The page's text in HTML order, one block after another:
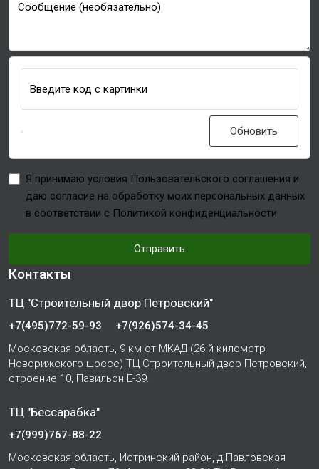
Сообщение (необязательно)
Введите код с картинки
Обновить
Я принимаю условия Пользовательского соглашения и
даю согласие на обработку моих персональных данных
в соответствии с Политикой конфиденциальности
Отправить
Контакты
ТЦ "Строительный двор Петровский"
+7(495)772-59-93
+7(926)574-34-45
Московская область, 9 км от МКАД (26-й километр
Новорижского шоссе) ТЦ Строительный двор Петровский,
строение 10, Павильон Е-39.
ТЦ "Бессарабка"
+7(999)767-88-22
Московская область, Истринский район, д.Павловская